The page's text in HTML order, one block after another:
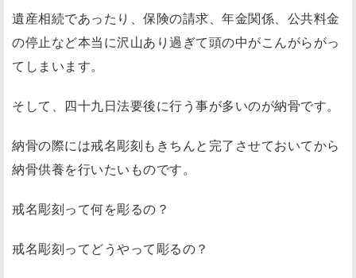
遺産相続であったり、保険の請求、年金関係、公共料金
の停止など本当に沢山あり過ぎて頭の中がこんがらがっ
てしまいます。
そして、四十九日法要後に行う事が多いのが納骨です。
納骨の際には戒名彫刻もきちんと完了させておいてから
納骨供養を行いたいものです。
戒名彫刻って何を彫るの？
戒名彫刻ってどうやって彫るの？